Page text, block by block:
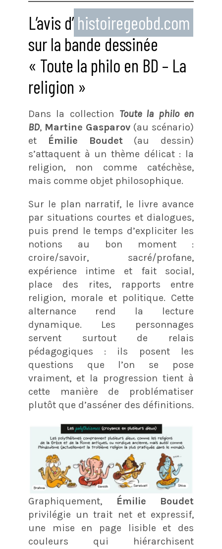
L’avis d’ histoiregeobd.com
sur la bande dessinée
« Toute la philo en BD – La
religion »
Dans la collection Toute la philo en
BD, Martine Gasparov (au scénario)
et
Émilie Boudet(au dessin)
s’attaquent à un thème délicat : la
religion, non comme catéchèse,
mais comme objet philosophique.
Sur le plan narratif, le livre avance
par situations courtes et dialogues,
puis prend le temps d’expliciter les
notions au bon moment :
croire/savoir, sacré/profane,
expérience intime et fait social,
place des rites, rapports entre
religion, morale et politique. Cette
alternance rend la lecture
dynamique. Les personnages
servent surtout de relais
pédagogiques : ils posent les
questions que l’on se pose
vraiment, et la progression tient à
cette manière de problématiser
plutôt que d’asséner des définitions.
Graphiquement,
Émilie Boudet
privilégie un trait net et expressif,
une mise en page lisible et des
couleurs qui hiérarchisent